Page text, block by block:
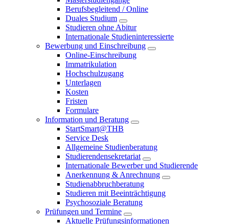
Berufsbegleitend / Online
Duales Studium
Studieren ohne Abitur
Internationale Studieninteressierte
Bewerbung und Einschreibung
Online-Einschreibung
Immatrikulation
Hochschulzugang
Unterlagen
Kosten
Fristen
Formulare
Information und Beratung
StartSmart@THB
Service Desk
Allgemeine Studienberatung
Studierendensekretariat
Internationale Bewerber und Studierende
Anerkennung & Anrechnung
Studienabbruchberatung
Studieren mit Beeinträchtigung
Psychosoziale Beratung
Prüfungen und Termine
Aktuelle Prüfungsinformationen